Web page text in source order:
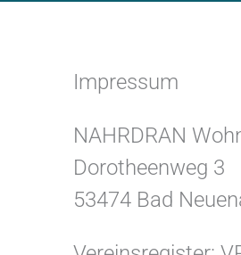
Impressum
NAHRDRAN
Dorotheenweg 3
53474 Bad